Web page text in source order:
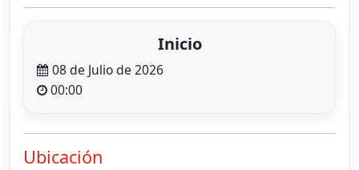
Inicio
08 de Julio de 2026
00:00
Ubicación